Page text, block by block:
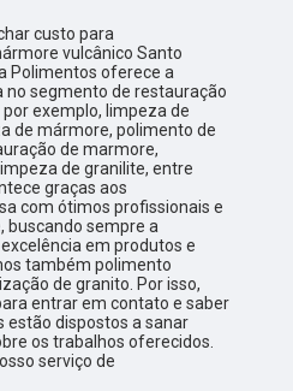
custo para
vulcânico Santo
Polimentos oferece a
no segmento de restauração
exemplo, limpeza de
de mármore, polimento de
de marmore,
de granilite, entre
graças aos
com ótimos profissionais e
buscando sempre a
em produtos e
também polimento
de granito. Por isso,
entrar em contato e saber
estão dispostos a sanar
os trabalhos oferecidos.
serviço de